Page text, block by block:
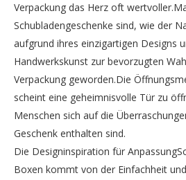
Verpackung das Herz oft
Schubladengeschenke sind, wie der
aufgrund ihres einzigartigen Designs
Handwerkskunst zur bevorzugten
Verpackung geworden.Die
scheint eine geheimnisvolle Tür zu
Menschen sich auf die
Geschenk enthalten sind.
Die Designinspiration für
Boxen kommt von der Einfachheit